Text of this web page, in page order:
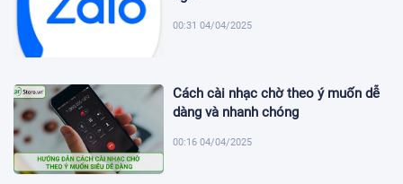
00:31 04/04/2025
Cách cài nhạc chờ theo ý muốn dễ
dàng và nhanh chóng
00:16 04/04/2025